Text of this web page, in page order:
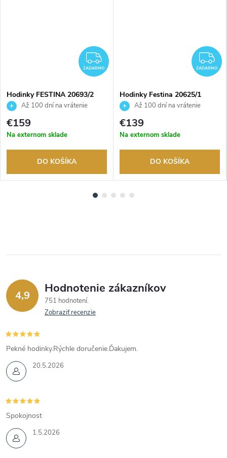
ZADARMO
ZADARMO
Hodinky FESTINA 20693/2
Až 100 dní na vrátenie
tovaru. Autorizovaný predajca.
€159
Na externom sklade
DO KOŠÍKA
ZADARMO
Hodinky Festina 20625/1
Až 100 dní na vrátenie
tovaru. Autorizovaný predajca.
€139
Na externom sklade
DO KOŠÍKA
4,9 Hodnotenie zákazníkov
751 hodnotení
Zobraziť recenzie
20.5.2026
Pekné hodinky.Rýchle doručenie.Ďakujem.
1.5.2026
Spokojnost